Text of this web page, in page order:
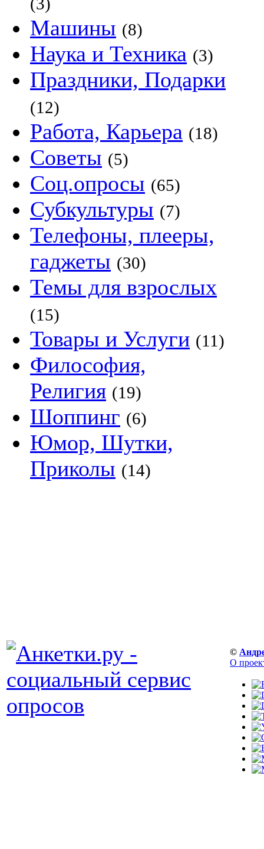
Машины (8)
Наука и Техника (3)
Праздники, Подарки
(12)
Работа, Карьера (18)
Советы (5)
Соц.опросы (65)
Субкультуры (7)
Телефоны, плееры,
гаджеты (30)
Темы для взрослых
(15)
Товары и Услуги (11)
Философия,
Религия (19)
Шоппинг (6)
Юмор, Шутки,
Приколы (14)
©
О